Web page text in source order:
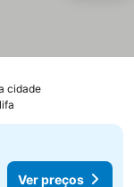
cidadeVer preços
Ver preços